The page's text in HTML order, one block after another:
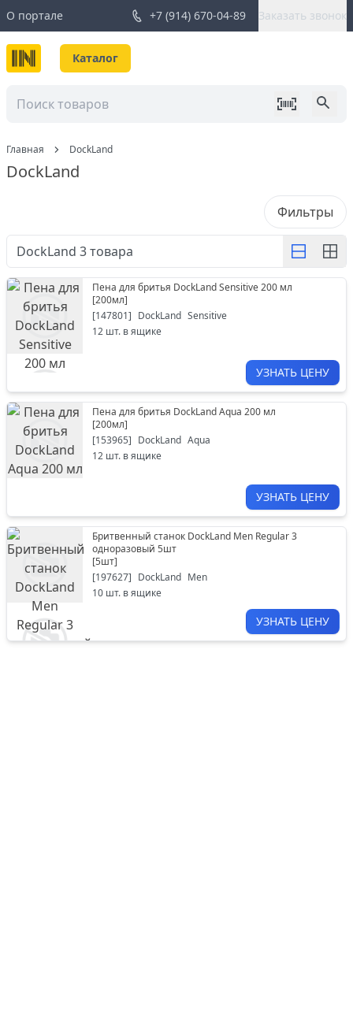
О портале +7 (914) 670-04-89 Заказать звонок
Каталог
Главная DockLand
DockLand
Фильтры
DockLand 3товара
Пена для бритья DockLand Sensitive 200 мл
[200мл]
[147801] DockLand Sensitive
12 шт. в ящике
УЗНАТЬ ЦЕНУ
Пена для бритья DockLand Aqua 200 мл
[200мл]
[153965] DockLand Aqua
12 шт. в ящике
УЗНАТЬ ЦЕНУ
Бритвенный станок DockLand Men Regular 3
одноразовый 5шт
[5шт]
[197627] DockLand Men
10 шт. в ящике
УЗНАТЬ ЦЕНУ